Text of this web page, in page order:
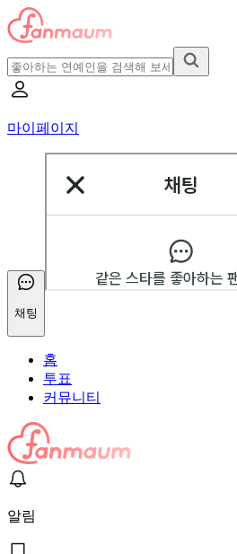
마이페이지
채팅
홈
투표
커뮤니티
알림